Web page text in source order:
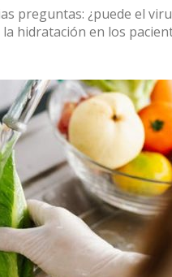
preguntas: ¿puede el
hidratación en los